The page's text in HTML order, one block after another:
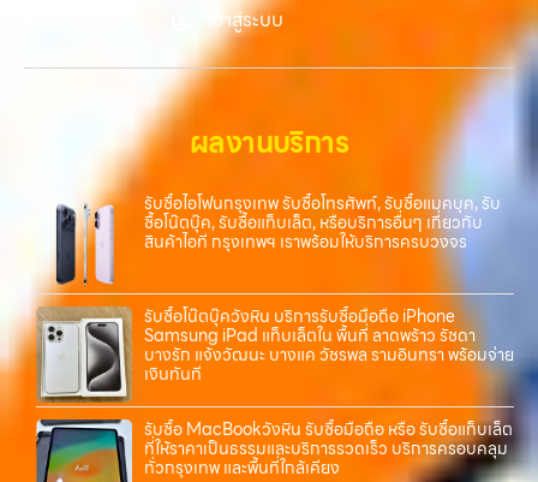
ทั้งหมดนี้เพื่อให้การขายอุปกรณ์ของคุณเป็นเรื่องง่ายขึ้น ดีกว่า รวดเร็วกว่า
และคุ้มค่ากว่า ทำไมต้องเลือกเรา ผู้เชี่ยวชาญด้านการให้บริการ รับซื้อมือถือ
iPhone, Samsung, ไอแพด แท็บเล็ตทุกยี่ห้อ ในราคาสูง พร้อมจ่ายเงิน
ทันที โดยเน้นบริการในพื้นที่ ลาดพร้าว, รัชดา, บางรัก, แจ้งวัฒนะ, บางแค,
วัชรพล, รามอินทรา, รวมถึง บางนา, บางพลี, เกษตรนวมินทร์, เสนานิคม,
วังหินไม่ว่าคุณจะต้องการ รับซื้อโทรศัพท์, รับซื้อแมคบุค, รับซื้อโน๊ตบุ๊ค, รับ
ซื้อแท็บเล็ต, หรือบริการอื่นๆ…
เข้าสู่ระบบ
ผลงานบริการ
รับซื้อไอโฟนกรุงเทพ รับซื้อโทรศัพท์, รับซื้อแมคบุค, รับ
ซื้อโน๊ตบุ๊ค, รับซื้อแท็บเล็ต, หรือบริการอื่นๆ เกี่ยวกับ
สินค้าไอที กรุงเทพฯ เราพร้อมให้บริการครบวงจร
รับซื้อโน๊ตบุ๊ควังหิน บริการรับซื้อมือถือ iPhone
Samsung iPad แท็บเล็ตใน พื้นที่ ลาดพร้าว รัชดา
บางรัก แจ้งวัฒนะ บางแค วัชรพล รามอินทรา พร้อมจ่าย
เงินทันที
รับซื้อ MacBookวังหิน รับซื้อมือถือ หรือ รับซื้อแท็บเล็ต
ที่ให้ราคาเป็นธรรมและบริการรวดเร็ว บริการครอบคลุม
ทั่วกรุงเทพ และพื้นที่ใกล้เคียง